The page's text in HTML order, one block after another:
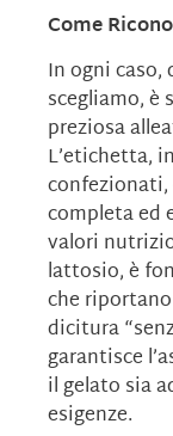
Come
In ogni
scegliamo, è
preziosa
L’etichetta,
confezionati,
completa ed
valori
lattosio, è
che
dicitura
garantisce
il gelato sia
esigenze.